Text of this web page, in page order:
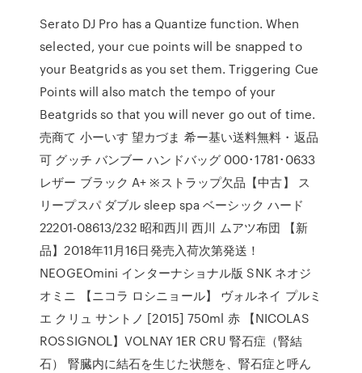
Serato DJ Pro has a Quantize function. When
selected, your cue points will be snapped to
your Beatgrids as you set them. Triggering Cue
Points will also match the tempo of your
Beatgrids so that you will never go out of time.
売商て 小ーいす 望カづま 希ー基い送料無料・返品
可 グッチ バンブー ハンドバッグ 000･1781･0633
レザー ブラック A+ ※ストラップ欠品【中古】 ス
リープスパ ダブル sleep spa ベーシック ハード
22201-08613/232 昭和西川 西川 ムアツ布団 【新
品】2018年11月16日発売入荷次第発送！
NEOGEOmini インターナショナル版 SNK ネオジ
オミニ 【ニコラ ロシニョール】 ヴォルネイ プルミ
エ クリュ サントノ [2015] 750ml 赤 【NICOLAS
ROSSIGNOL】VOLNAY 1ER CRU 腎石症（腎結
石） 腎臓内に結石を生じた状態を、腎石症と呼ん